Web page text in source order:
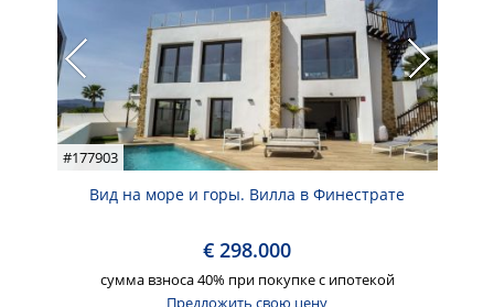
#177903
Вид на море и горы. Вилла в Финестрате
€ 298.000
сумма взноса 40% при покупке с ипотекой
Предложить свою цену